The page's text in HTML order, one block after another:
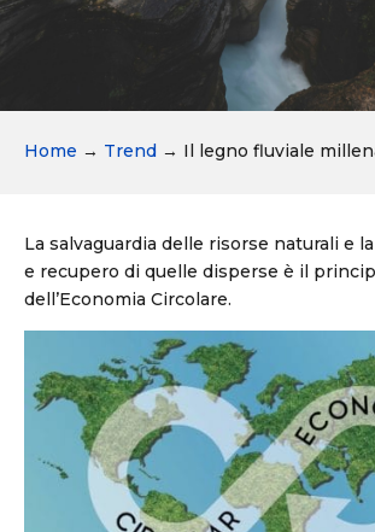
Home → Trend → Il legno fluviale
La salvaguardia delle risorse naturali e
e recupero di quelle disperse è il
dell’Economia Circolare.